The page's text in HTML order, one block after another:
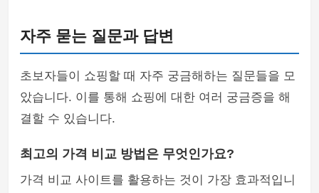
자주 묻는 질문과 답변
초보자들이 쇼핑할 때 자주 궁금해하는 질문들을 모
았습니다. 이를 통해 쇼핑에 대한 여러 궁금증을 해
결할 수 있습니다.
최고의 가격 비교 방법은 무엇인가요?
가격 비교 사이트를 활용하는 것이 가장 효과적입니